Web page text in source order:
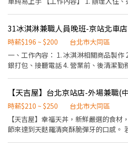
經驗的話 可能會先從Lobby Duty （指
品）開始學起，不會馬上接觸到櫃檯的系統 🕐【上班時間】
15:30 13:30-22:00 15:00-23:30 (可擇一) 【服儀條件】 公司提供
衣，自備黑色素面長褲、黑色鞋子 📩 應徵可私訊會比較快回覆呦 ID
31冰淇淋兼職人員晚班-京站北車店
時薪$196 ~ $200
台北市大同區
一、工作內容： 1. 冰淇淋相關商品製作
銀打包、接聽電話 4. 營業前、後清潔勤
上班 三、福利： 1. 享勞保、健保、退
工折扣、冰淇淋福利）
時薪$210 ~ $250
台北市大同區
【天吉屋】幸福天丼，新鮮嚴選的食材
節來達到天麩羅清爽酥脆彈牙的口感。 若您有兼職打工的計畫，喜